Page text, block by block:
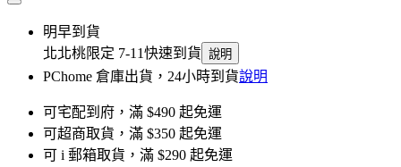
明早到貨
北北桃限定 7-11快速到貨 說明
PChome 倉庫出貨，24小時到貨說明
可宅配到府，滿 $490 起免運
可超商取貨，滿 $350 起免運
可 i 郵箱取貨，滿 $290 起免運